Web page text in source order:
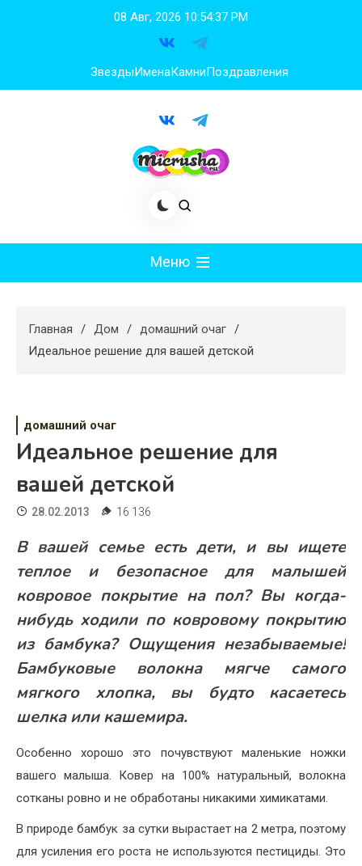
08 Авг, 2026 10:54:38 PM
ЗвездыИменаКамниПоздравления
Меню
Худеем
Свадьба
Жизнь
Хобби
Красота
Недвижимость
Главная Дом
домашний очаг
Идеальное решение для вашей детской
домашний очаг
Идеальное решение для
вашей детской
28.02.2013 16 136
В вашей семье есть дети, и вы ищете
теплое и безопасное для малышей
ковровое покрытие на пол? Вы когда-
нибудь ходили по ковровому покрытию
из бамбука? Ощущения незабываемые!
Бамбуковые волокна мягче самого
мягкого хлопка, вы будто касаетесь
шелка или кашемира.
Особенно хорошо это почувствуют маленькие ножки
вашего малыша. Ковер на 100% натуральный, волокна
сотканы ровно и не обработаны никакими химикатами.
В природе бамбук за сутки вырастает на 2 метра, поэтому
для усиления его роста не используются пестициды. Это